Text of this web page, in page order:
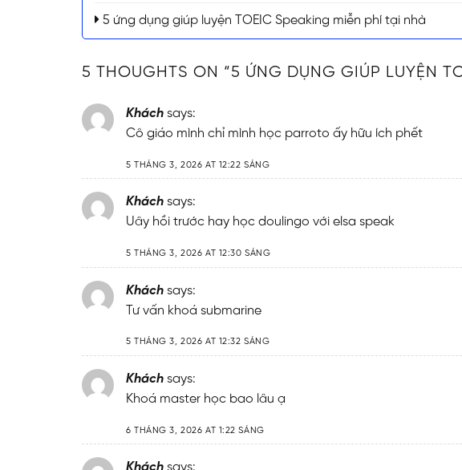
5 ứng dụng giúp luyện TOEIC Speaking miễn phí tại nhà
5 THOUGHTS ON “5 ỨNG DỤNG GIÚP LUYỆN
Khách says:
Cô giáo mình chỉ mình học parroto ấy hữu ích phết
5 THÁNG 3, 2026 AT 12:22 SÁNG
Khách says:
Uây hồi trước hay học doulingo với elsa speak
5 THÁNG 3, 2026 AT 12:30 SÁNG
Khách says:
Tư vấn khoá submarine
5 THÁNG 3, 2026 AT 12:32 SÁNG
Khách says:
Khoá master học bao lâu ạ
6 THÁNG 3, 2026 AT 1:22 SÁNG